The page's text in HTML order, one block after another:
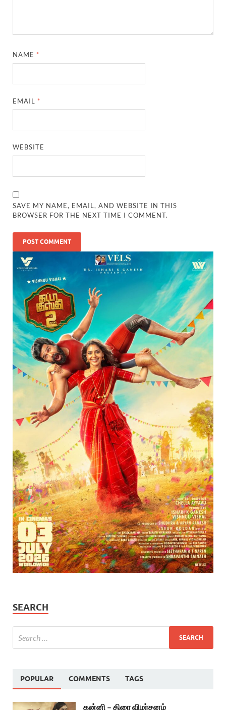
NAME *
EMAIL *
WEBSITE
SAVE MY NAME, EMAIL, AND WEBSITE IN THIS
BROWSER FOR THE NEXT TIME I COMMENT.
SEARCH
POPULAR COMMENTS TAGS
கன்னி – திரை விமர்சனம்